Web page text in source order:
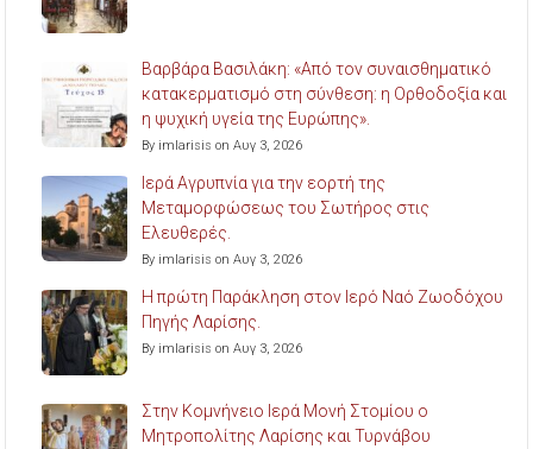
Βαρβάρα Βασιλάκη: «Από τον συναισθηματικό
κατακερματισμό στη σύνθεση: η Ορθοδοξία και
η ψυχική υγεία της Ευρώπης».
By imlarisis on Αυγ 3, 2026
Ιερά Αγρυπνία για την εορτή της
Μεταμορφώσεως του Σωτήρος στις
Ελευθερές.
By imlarisis on Αυγ 3, 2026
Η πρώτη Παράκληση στον Ιερό Ναό Ζωοδόχου
Πηγής Λαρίσης.
By imlarisis on Αυγ 3, 2026
Στην Κομνήνειο Ιερά Μονή Στομίου ο
Μητροπολίτης Λαρίσης και Τυρνάβου